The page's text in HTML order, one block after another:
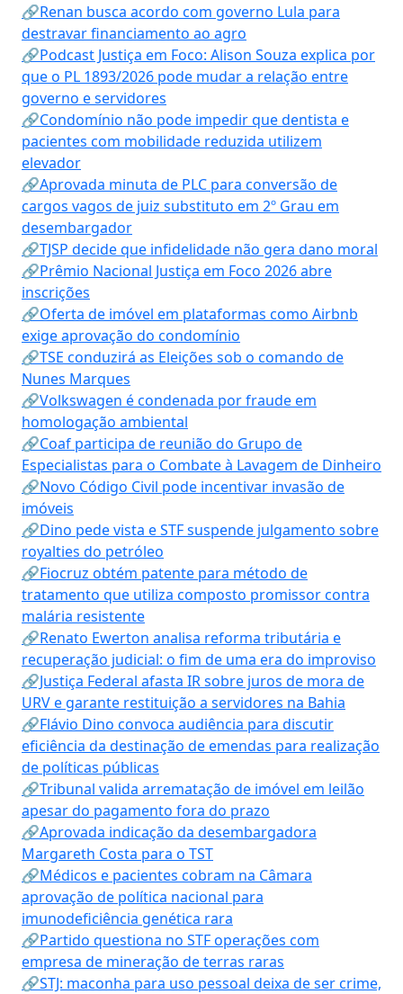
🔗Renan busca acordo com governo Lula para
destravar financiamento ao agro
🔗Podcast Justiça em Foco: Alison Souza explica por
que o PL 1893/2026 pode mudar a relação entre
governo e servidores
🔗Condomínio não pode impedir que dentista e
pacientes com mobilidade reduzida utilizem
elevador
🔗Aprovada minuta de PLC para conversão de
cargos vagos de juiz substituto em 2º Grau em
desembargador
🔗TJSP decide que infidelidade não gera dano moral
🔗Prêmio Nacional Justiça em Foco 2026 abre
inscrições
🔗Oferta de imóvel em plataformas como Airbnb
exige aprovação do condomínio
🔗TSE conduzirá as Eleições sob o comando de
Nunes Marques
🔗Volkswagen é condenada por fraude em
homologação ambiental
🔗Coaf participa de reunião do Grupo de
Especialistas para o Combate à Lavagem de Dinheiro
🔗Novo Código Civil pode incentivar invasão de
imóveis
🔗Dino pede vista e STF suspende julgamento sobre
royalties do petróleo
🔗Fiocruz obtém patente para método de
tratamento que utiliza composto promissor contra
malária resistente
🔗Renato Ewerton analisa reforma tributária e
recuperação judicial: o fim de uma era do improviso
🔗Justiça Federal afasta IR sobre juros de mora de
URV e garante restituição a servidores na Bahia
🔗Flávio Dino convoca audiência para discutir
eficiência da destinação de emendas para realização
de políticas públicas
🔗Tribunal valida arrematação de imóvel em leilão
apesar do pagamento fora do prazo
🔗Aprovada indicação da desembargadora
Margareth Costa para o TST
🔗Médicos e pacientes cobram na Câmara
aprovação de política nacional para
imunodeficiência genética rara
🔗Partido questiona no STF operações com
empresa de mineração de terras raras
🔗STJ: maconha para uso pessoal deixa de ser crime,